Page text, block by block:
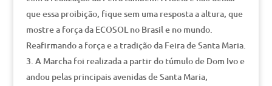
que essa proibição, fique sem uma resposta a altura, que
mostre a força da ECOSOL no Brasil e no mundo.
Reafirmando a força e a tradição da Feira de Santa Maria.
A Marcha foi realizada a partir do túmulo de Dom Ivo e
andou pelas principais avenidas de Santa Maria,